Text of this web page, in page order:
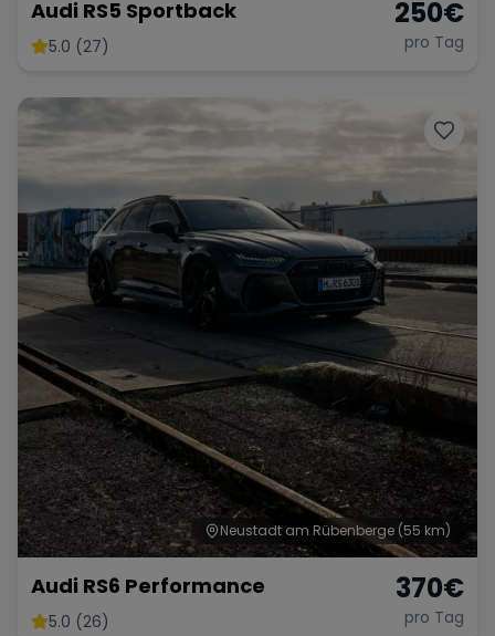
Audi RS5 Sportback
5.0 (27)
250€
pro Tag
Neustadt am Rübenberge (55 km)
Audi RS6 Performance
5.0 (26)
370€
pro Tag